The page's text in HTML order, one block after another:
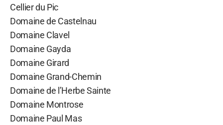
Cellier du Pic
Domaine de Castelnau
Domaine Clavel
Domaine Gayda
Domaine Girard
Domaine Grand-Chemin
Domaine de l’Herbe Sainte
Domaine Montrose
Domaine Paul Mas